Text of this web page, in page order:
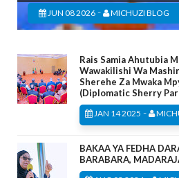
JUN 08 2026 - MICHUZI BLOG
Rais Samia Ahutubia
Wawakilishi Wa
Sherehe Za Mwaka
(Diplomatic Sherry
JAN 14 2025 -
BAKAA YA FEDHA
BARABARA,